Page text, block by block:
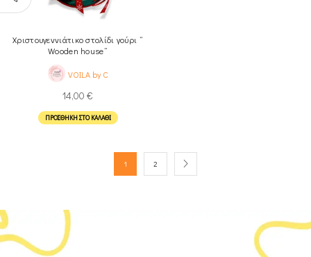
Χριστουγεννιάτικο στολίδι γούρι ”
Wooden house”
VOILA by C
14,00 €
ΠΡΟΣΘΉΚΗ ΣΤΟ ΚΑΛΆΘΙ
1 2